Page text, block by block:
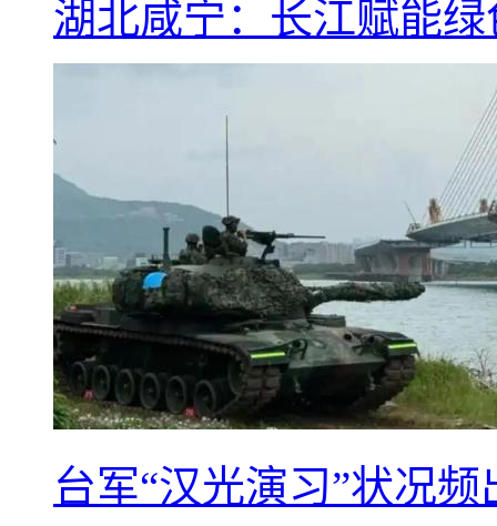
湖北咸宁：长江赋能
台军“汉光演习”状况